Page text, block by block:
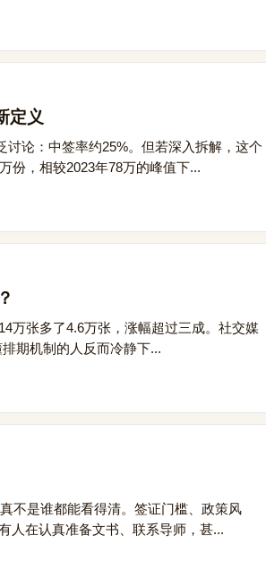
定义
讨论：中签率约25%。但若深入拆解，这个
份，相较2023年78万的峰值下...
万张多了4.6万张，涨幅超过三成。社交媒
期机制的人反而冷静下...
不是谁都能看得清。签证门槛、政策风
人在认真准备文书、联系导师，甚...